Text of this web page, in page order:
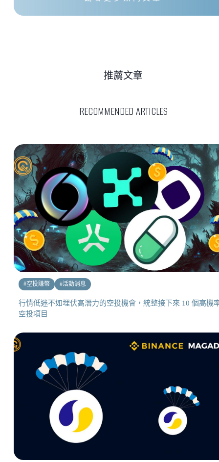
RECOMMENDED ARTICLES
推薦文章
#空投賺幣 #活動消息
行情低迷不如埋伏高潛力的空投機會，統整接下來 10 個高機
空投項目